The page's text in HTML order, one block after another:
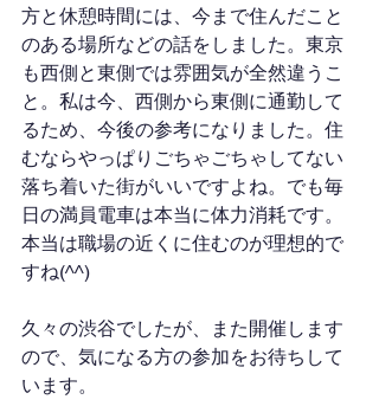
方と休憩時間には、今まで住んだこと
のある場所などの話をしました。東京
も西側と東側では雰囲気が全然違うこ
と。私は今、西側から東側に通勤して
るため、今後の参考になりました。住
むならやっぱりごちゃごちゃしてない
落ち着いた街がいいですよね。でも毎
日の満員電車は本当に体力消耗です。
本当は職場の近くに住むのが理想的で
すね(^^)
久々の渋谷でしたが、また開催します
ので、気になる方の参加をお待ちして
います。